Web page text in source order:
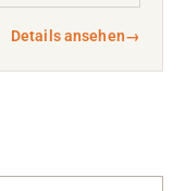
Details ansehen→